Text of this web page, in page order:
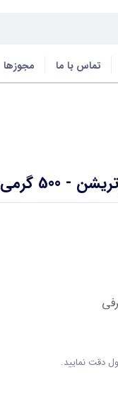
تماس با ما مجوزها
500 گرمی
دقت نمایید.